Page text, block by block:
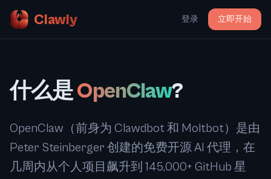
Clawly 登录 立即开始
什么是OpenClaw?
OpenClaw（前身为 Clawdbot 和 Moltbot）是由
Peter Steinberger 创建的免费开源 AI 代理，在
几周内从个人项目飙升到 145,000+ GitHub 星